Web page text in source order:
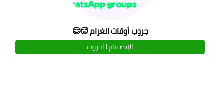
جروب أوقات الغرام 🥵😊
الإنضمام للجروب